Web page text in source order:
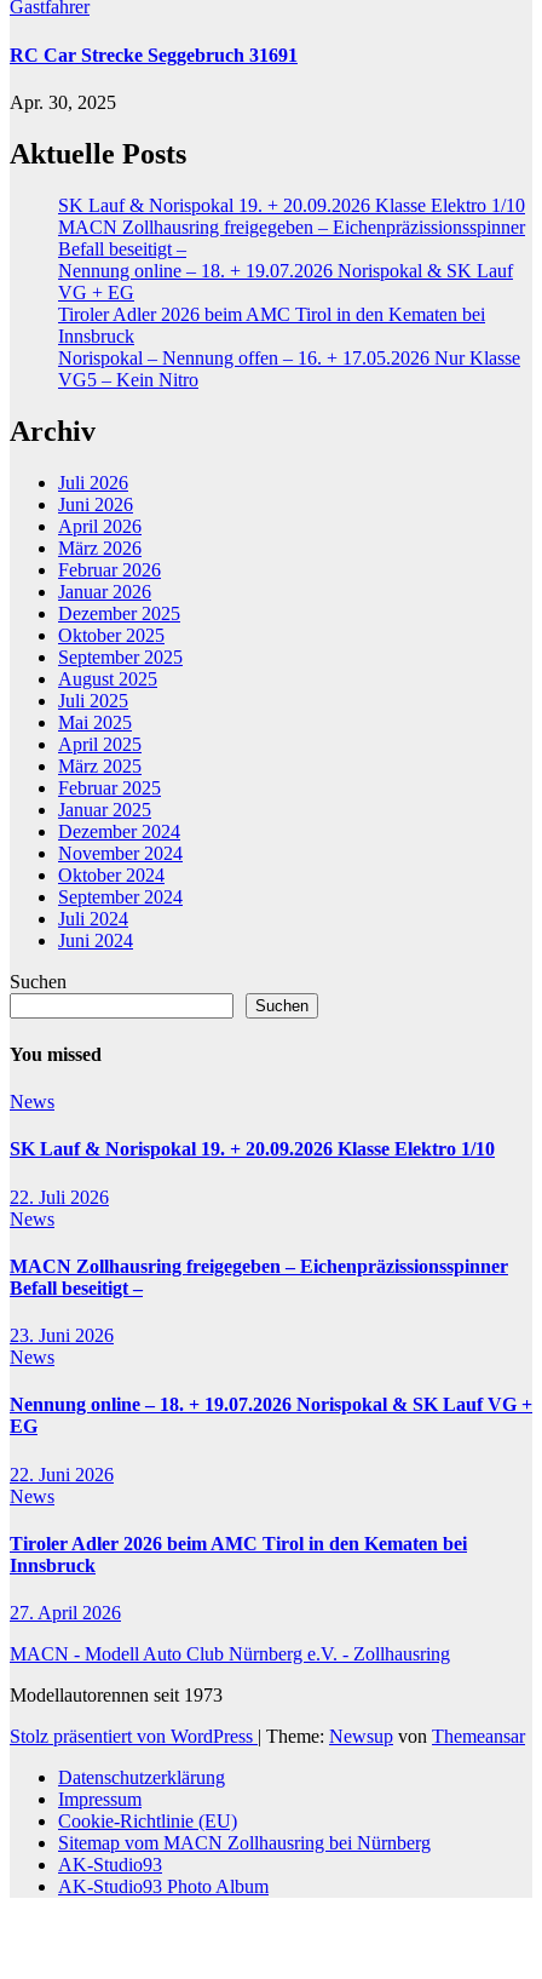
Gastfahrer
RC Car Strecke Seggebruch 31691
Apr. 30, 2025
Aktuelle Posts
SK Lauf & Norispokal 19. + 20.09.2026 Klasse Elektro 1/10
MACN Zollhausring freigegeben – Eichenpräzissionsspinner
Befall beseitigt –
Nennung online – 18. + 19.07.2026 Norispokal & SK Lauf
VG + EG
Tiroler Adler 2026 beim AMC Tirol in den Kematen bei
Innsbruck
Norispokal – Nennung offen – 16. + 17.05.2026 Nur Klasse
VG5 – Kein Nitro
Archiv
Juli 2026
Juni 2026
April 2026
März 2026
Februar 2026
Januar 2026
Dezember 2025
Oktober 2025
September 2025
August 2025
Juli 2025
Mai 2025
April 2025
März 2025
Februar 2025
Januar 2025
Dezember 2024
November 2024
Oktober 2024
September 2024
Juli 2024
Juni 2024
Suchen
Suchen
You missed
News
SK Lauf & Norispokal 19. + 20.09.2026 Klasse Elektro 1/10
22. Juli 2026
News
MACN Zollhausring freigegeben – Eichenpräzissionsspinner
Befall beseitigt –
23. Juni 2026
News
Nennung online – 18. + 19.07.2026 Norispokal & SK Lauf VG +
EG
22. Juni 2026
News
Tiroler Adler 2026 beim AMC Tirol in den Kematen bei
Innsbruck
27. April 2026
MACN - Modell Auto Club Nürnberg e.V. - Zollhausring
Modellautorennen seit 1973
Stolz präsentiert von WordPress | Theme: Newsup von Themeansar
Datenschutzerklärung
Impressum
Cookie-Richtlinie (EU)
Sitemap vom MACN Zollhausring bei Nürnberg
AK-Studio93
AK-Studio93 Photo Album